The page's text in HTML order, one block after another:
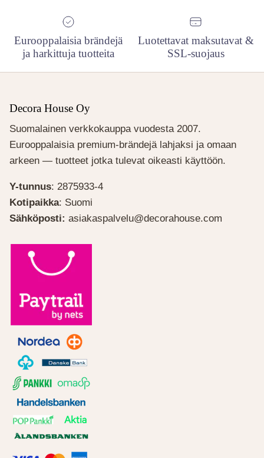
Eurooppalaisia brändejä
ja harkittuja tuotteita
Luotettavat maksutavat &
SSL-suojaus
Decora House Oy
Suomalainen verkkokauppa vuodesta 2007.
Eurooppalaisia premium-brändejä lahjaksi ja omaan
arkeen — tuotteet jotka tulevat oikeasti käyttöön.
Y-tunnus: 2875933-4
Kotipaikka: Suomi
Sähköposti: asiakaspalvelu@decorahouse.com